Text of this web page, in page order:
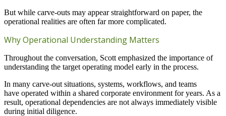
But while carve-outs may appear straightforward on paper, the
operational realities are often far more complicated.
Why Operational Understanding Matters
Throughout the conversation, Scott emphasized the importance of
understanding the target operating model early in the process.
In many carve-out situations, systems, workflows, and teams
have operated within a shared corporate environment for years. As a
result, operational dependencies are not always immediately visible
during initial diligence.